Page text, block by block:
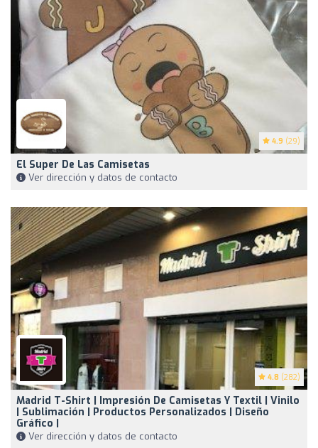
4.9 (29)
El Super De Las Camisetas
Ver dirección y datos de contacto
4.8 (282)
Madrid T-Shirt | Impresión De Camisetas Y Textil | Vinilo
| Sublimación | Productos Personalizados | Diseño
Gráfico |
Ver dirección y datos de contacto